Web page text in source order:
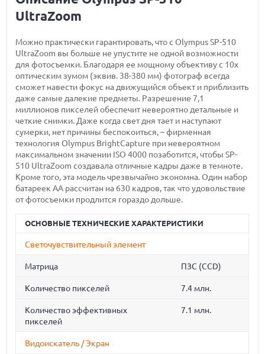
UltraZoom
Можно практически гарантировать, что с Olympus SP-510
UltraZoom вы больше не упустите не одной возможности
для фотосъемки. Благодаря ее мощному объективу с 10x
оптическим зумом (эквив. 38-380 мм) фотограф всегда
сможет навести фокус на движущийся объект и приблизить
даже самые далекие предметы. Разрешение 7,1
миллионов пикселей обеспечит невероятно детальные и
четкие снимки. Даже когда свет дня тает и наступают
сумерки, нет причины беспокоиться, – фирменная
технология Olympus BrightCapture при невероятном
максимальном значении ISO 4000 позаботится, чтобы SP-
510 UltraZoom создавала отличные кадры даже в темноте.
Кроме того, эта модель чрезвычайно экономна. Один набор
батареек AA рассчитан на 630 кадров, так что удовольствие
от фотосъемки продлится гораздо дольше.
ОСНОВНЫЕ ТЕХНИЧЕСКИЕ ХАРАКТЕРИСТИКИ
Светочувствительный элемент
Матрица ПЗС (CCD)
Количество пикселей 7.4 млн.
Количество эффективных
пикселей
7.1 млн.
Видоискатель / Экран